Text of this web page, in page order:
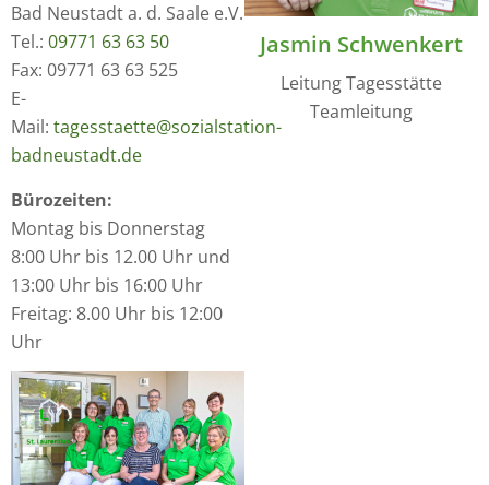
Bad Neustadt a. d. Saale e.V.
Tel.: 09771 63 63 50
Fax: 09771 63 63 525
E-
Mail: tagesstaette@sozialstation-
badneustadt.de
Bürozeiten:
Montag bis Donnerstag
8:00 Uhr bis 12.00 Uhr und
13:00 Uhr bis 16:00 Uhr
Freitag: 8.00 Uhr bis 12:00
Uhr
Jasmin Schwenkert
Leitung Tagesstätte
Teamleitung